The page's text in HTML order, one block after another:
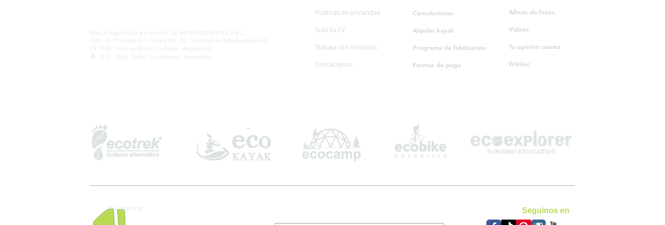
Marca Registrada propiedad de ABRIENDO RUTAS S.R.L.
CUIT: 30-71564864-0 | Ruta 5 KM. 39 - Terminal de Omnibus (Local 6)
CP 5189 - Villa La Bolsa (Córdoba - Argentina)
® 2016 - 2026. Todos los derechos reservados.
Políticas de privacidad
Subí tu CV
Trabaja con nosotros
Contáctenos
Cancelaciones
Alquiler kayak
Programa de fidelización
Formas de pago
Album de fotos
Videos
Tu opinión cuenta
Wikiloc
Seguinos en
351 2521137